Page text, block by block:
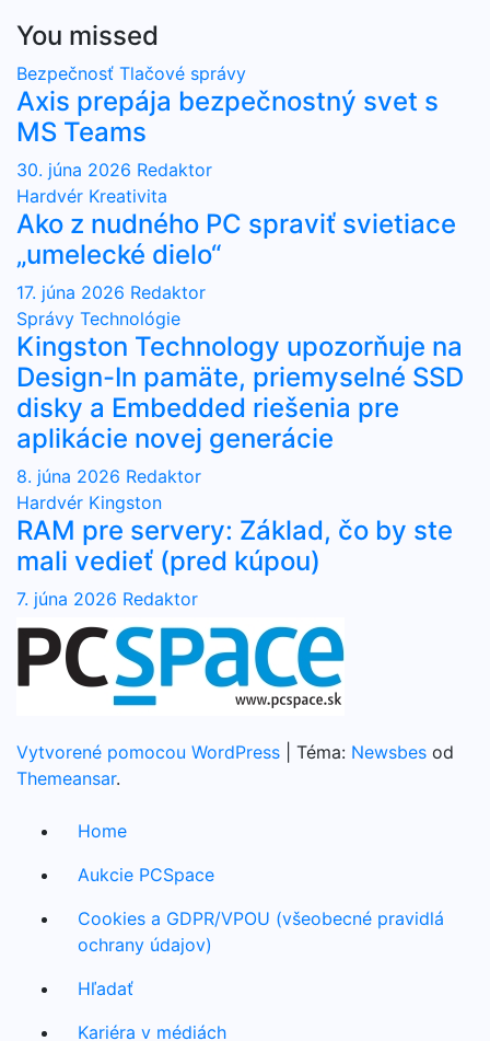
You missed
Bezpečnosť Tlačové správy
Axis prepája bezpečnostný svet s
MS Teams
30. júna 2026 Redaktor
Hardvér Kreativita
Ako z nudného PC spraviť svietiace
„umelecké dielo“
17. júna 2026 Redaktor
Správy Technológie
Kingston Technology upozorňuje na
Design-In pamäte, priemyselné SSD
disky a Embedded riešenia pre
aplikácie novej generácie
8. júna 2026 Redaktor
Hardvér Kingston
RAM pre servery: Základ, čo by ste
mali vedieť (pred kúpou)
7. júna 2026 Redaktor
Vytvorené pomocou WordPress Téma: Newsbes od
Themeansar.
Home
Aukcie PCSpace
Cookies a GDPR/VPOU (všeobecné pravidlá
ochrany údajov)
Hľadať
Kariéra v médiách